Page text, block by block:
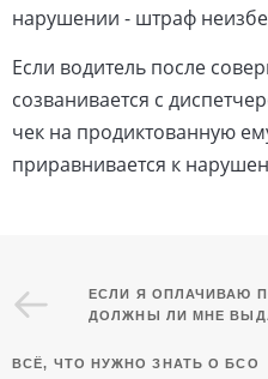
нарушении - штраф
Если водитель после
созванивается с
чек на продиктованную
приравнивается к
ЕСЛИ Я ОПЛАЧИВАЮ
ДОЛЖНЫ ЛИ МНЕ
ВСЁ, ЧТО НУЖНО ЗНАТЬ О БСО